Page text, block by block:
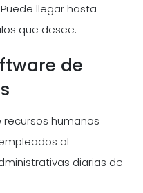
llegar hasta
que desee.
de
humanos
al
diarias de